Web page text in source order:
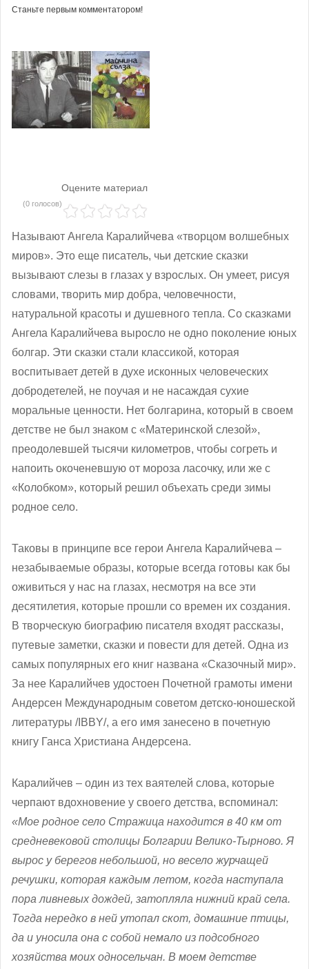
Станьте первым комментатором!
Оцените материал
(0 голосов)
Называют Ангела Каралийчева «творцом волшебных
миров». Это еще писатель, чьи детские сказки
вызывают слезы в глазах у взрослых. Он умеет, рисуя
словами, творить мир добра, человечности,
натуральной красоты и душевного тепла. Со сказками
Ангела Каралийчева выросло не одно поколение юных
болгар. Эти сказки стали классикой, которая
воспитывает детей в духе исконных человеческих
добродетелей, не поучая и не насаждая сухие
моральные ценности. Нет болгарина, который в своем
детстве не был знаком с «Материнской слезой»,
преодолевшей тысячи километров, чтобы согреть и
напоить окоченевшую от мороза ласочку, или же с
«Колобком», который решил объехать среди зимы
родное село.
Таковы в принципе все герои Ангела Каралийчева –
незабываемые образы, которые всегда готовы как бы
оживиться у нас на глазах, несмотря на все эти
десятилетия, которые прошли со времен их создания.
В творческую биографию писателя входят рассказы,
путевые заметки, сказки и повести для детей. Одна из
самых популярных его книг названа «Сказочный мир».
За нее Каралийчев удостоен Почетной грамоты имени
Андерсен Международным советом детско-юношеской
литературы /IBBY/, а его имя занесено в почетную
книгу Ганса Христиана Андерсена.
Каралийчев – один из тех ваятелей слова, которые
черпают вдохновение у своего детства, вспоминал:
«Мое родное село Стражица находится в 40 км от
средневековой столицы Болгарии Велико-Тырново. Я
вырос у берегов небольшой, но весело журчащей
речушки, которая каждым летом, когда наступала
пора ливневых дождей, затопляла нижний край села.
Тогда нередко в ней утопал скот, домашние птицы,
да и уносила она с собой немало из подсобного
хозяйства моих односельчан. В моем детстве